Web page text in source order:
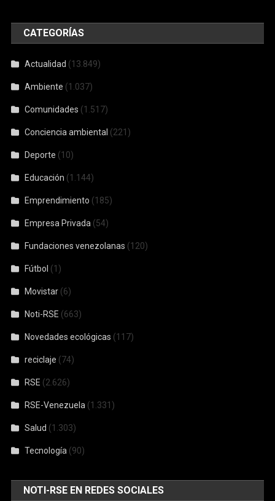
CATEGORÍAS
Actualidad (13.849)
Ambiente (1.037)
Comunidades (1.517)
Conciencia ambiental (221)
Deporte (10)
Educación (1.144)
Emprendimiento (185)
Empresa Privada (54)
Fundaciones venezolanas (120)
Fútbol (1)
Movistar (6)
Noti-RSE (663)
Novedades ecológicas (117)
reciclaje (74)
RSE (2.626)
RSE-Venezuela (1.331)
Salud (1.303)
Tecnología (90)
NOTI-RSE EN REDES SOCIALES